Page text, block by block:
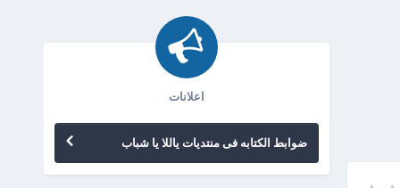
اعلانات
ضوابط الكتابه فى منتديات ياللا يا شباب